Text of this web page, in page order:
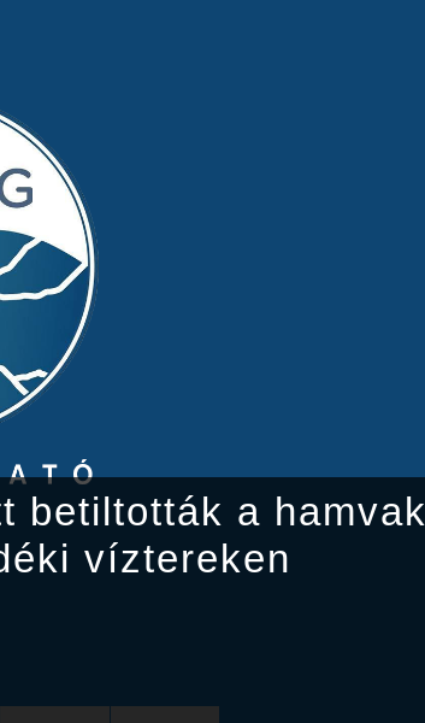
betiltották a hamvak
víztereken